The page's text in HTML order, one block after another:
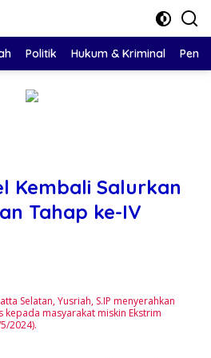
Politik Hukum & Kriminal
Kembali Salurkan
Tahap ke-IV
Selatan, Yusriah, S.IP menyerahkan
masyarakat miskin Ekstrim
2024).